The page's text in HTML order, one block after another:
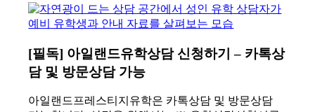
[필독] 아일랜드유학상담 신청하기 – 카톡상
담 및 방문상담 가능
아일랜드프레스티지유학은 카톡상담 및 방문상담